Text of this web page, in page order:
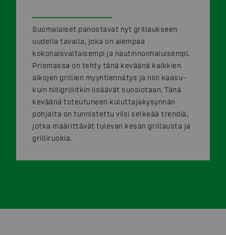
Suomalaiset panostavat nyt grillaukseen
uudella tavalla, joka on aiempaa
kokonaisvaltaisempi ja nautinnonhaluisempi.
Prismassa on tehty tänä keväänä kaikkien
aikojen grillien myyntiennätys ja niin kaasu-
kuin hiiligrillitkin lisäävät suosiotaan. Tänä
keväänä toteutuneen kuluttajakysynnän
pohjalta on tunnistettu viisi selkeää trendiä,
jotka määrittävät tulevan kesän grillausta ja
grilliruokia.